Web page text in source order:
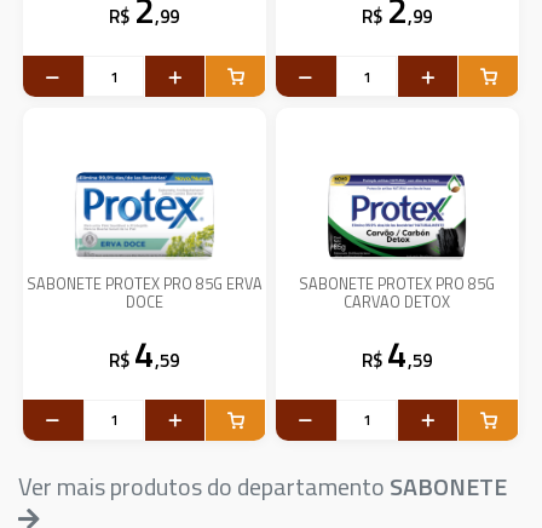
R$ ,99 R$ ,99
SABONETE PROTEX PRO 85G ERVA
DOCE
R$ 4,59
SABONETE PROTEX PRO 85G
CARVAO DETOX
R$ 4,59
Ver mais produtos do departamentoSABONETE